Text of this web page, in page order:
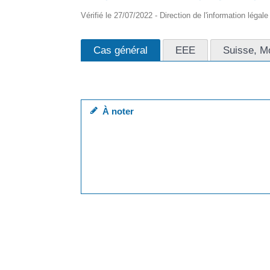
Vérifié le 27/07/2022 - Direction de l'information
Cas général EEE Suisse,
À noter